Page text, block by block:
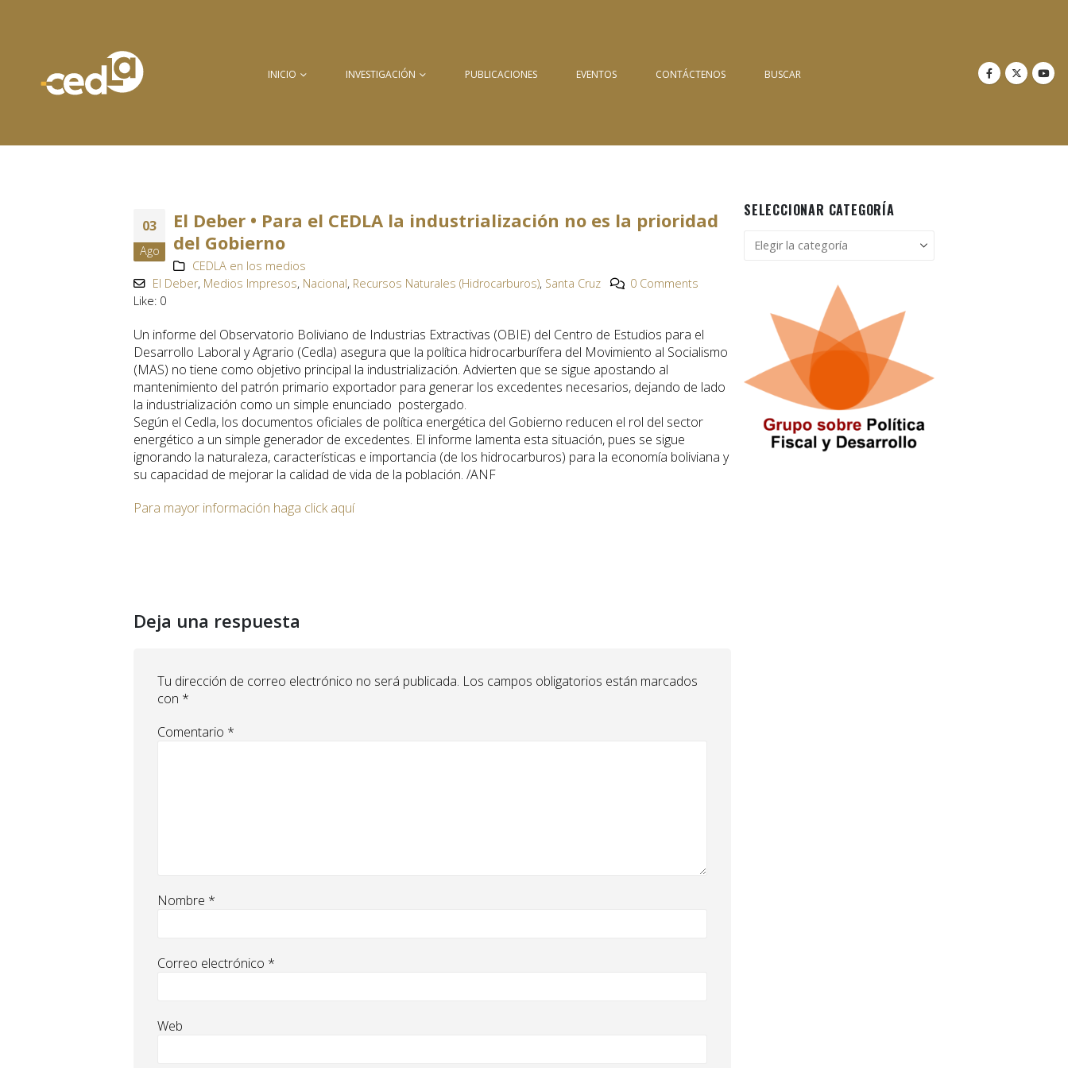
INICIO INVESTIGACIÓN PUBLICACIONES EVENTOS CONTÁCTENOS BUSCAR
03
Ago
El Deber • Para el CEDLA la industrialización no es la prioridad
del Gobierno
CEDLA en los medios
El Deber, Medios Impresos, Nacional, Recursos Naturales (Hidrocarburos), Santa Cruz
0 Comments
Like: 0
Un informe del Observatorio Boliviano de Industrias Extractivas (OBIE) del Centro de Estudios para el
Desarrollo Laboral y Agrario (Cedla) asegura que la política hidrocarburífera del Movimiento al Socialismo
(MAS) no tiene como objetivo principal la industrialización. Advierten que se sigue apostando al
mantenimiento del patrón primario exportador para generar los excedentes necesarios, dejando de lado
la industrialización como un simple enunciado postergado.
Según el Cedla, los documentos oficiales de política energética del Gobierno reducen el rol del sector
energético a un simple generador de excedentes. El informe lamenta esta situación, pues se sigue
ignorando la naturaleza, características e importancia (de los hidrocarburos) para la economía boliviana y
su capacidad de mejorar la calidad de vida de la población. /ANF
Para mayor información haga click aquí
Deja una respuesta
Tu dirección de correo electrónico no será publicada. Los campos obligatorios están marcados
con *
Comentario *
Nombre *
Correo electrónico *
Web
SELECCIONAR CATEGORÍA
Seleccionar
categoría